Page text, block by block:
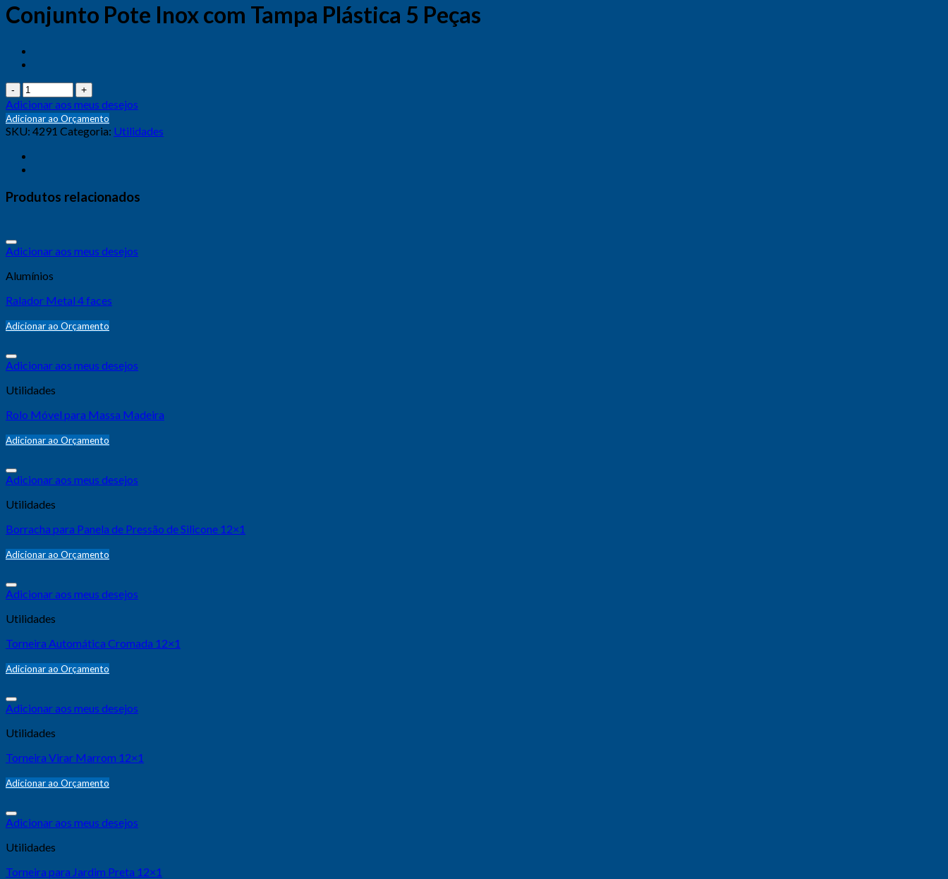
Conjunto Pote Inox com Tampa Plástica 5 Peças
Quantidade
Adicionar aos meus desejos
Adicionar ao Orçamento
SKU: 4291 Categoria: Utilidades
Produtos relacionados
Adicionar aos meus desejos
Alumínios
Ralador Metal 4 faces
Adicionar ao Orçamento
Adicionar aos meus desejos
Utilidades
Rolo Móvel para Massa Madeira
Adicionar ao Orçamento
Adicionar aos meus desejos
Utilidades
Borracha para Panela de Pressão de Silicone 12×1
Adicionar ao Orçamento
Adicionar aos meus desejos
Utilidades
Torneira Automática Cromada 12×1
Adicionar ao Orçamento
Adicionar aos meus desejos
Utilidades
Torneira Virar Marrom 12×1
Adicionar ao Orçamento
Adicionar aos meus desejos
Utilidades
Torneira para Jardim Preta 12×1